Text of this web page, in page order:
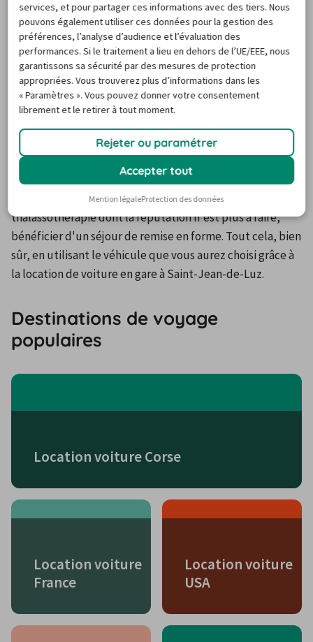
grande station balnéaire, on sera vraiment dépaysé alors
qu'on est seulement à une vingtaine de kilomètres de la
frontière française. Un parcours qui se fait d'ailleurs très
bien après la location de voiture en gare à Saint-Jean-de-
Luz. Vous y apprécierez toute l'année la vue que l'on a
depuis sa baie qui est entourée de montagnes et sa
Dès les beaux jours, vous pourrez, comme les Espagnols
qui y vivent à l'année, vous asseoir sur les bancs de ses
grandes avenues tout simplement pour profiter de
l'animation. Vous pourrez aussi, dans le centre de
thalassothérapie dont la réputation n'est plus à faire,
bénéficier d'un séjour de remise en forme. Tout cela, bien
sûr, en utilisant le véhicule que vous aurez choisi grâce à
la location de voiture en gare à Saint-Jean-de-Luz.
Destinations de voyage
populaires
Location voiture Corse
Location voiture
France
Location voiture
USA
services, et pour partager ces informations avec des tiers. Nous
pouvons également utiliser ces données pour la gestion des
préférences, l’analyse d’audience et l’évaluation des
performances. Si le traitement a lieu en dehors de l’UE/EEE, nous
garantissons sa sécurité par des mesures de protection
appropriées. Vous trouverez plus d’informations dans les
« Paramètres ». Vous pouvez donner votre consentement
librement et le retirer à tout moment.
Rejeter ou paramétrer
Accepter tout
Mention légaleProtection des données